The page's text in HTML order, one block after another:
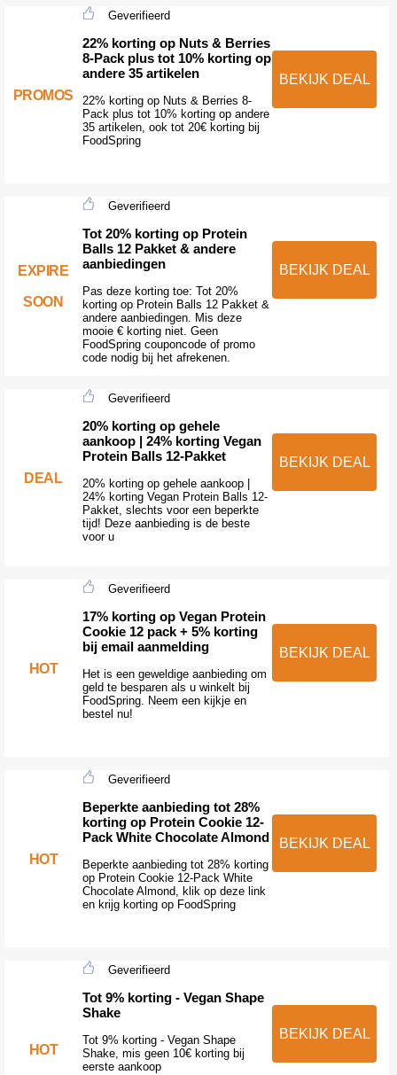
PROMOS
Geverifieerd
22% korting op Nuts & Berries
8-Pack plus tot 10% korting op
andere 35 artikelen
22% korting op Nuts & Berries 8-
Pack plus tot 10% korting op andere
35 artikelen, ook tot 20€ korting bij
FoodSpring
BEKIJK DEAL
EXPIRE
SOON
Geverifieerd
Tot 20% korting op Protein
Balls 12 Pakket & andere
aanbiedingen
Pas deze korting toe: Tot 20%
korting op Protein Balls 12 Pakket &
andere aanbiedingen. Mis deze
mooie € korting niet. Geen
FoodSpring couponcode of promo
code nodig bij het afrekenen.
BEKIJK DEAL
DEAL
Geverifieerd
20% korting op gehele
aankoop | 24% korting Vegan
Protein Balls 12-Pakket
20% korting op gehele aankoop |
24% korting Vegan Protein Balls 12-
Pakket, slechts voor een beperkte
tijd! Deze aanbieding is de beste
voor u
BEKIJK DEAL
HOT
Geverifieerd
17% korting op Vegan Protein
Cookie 12 pack + 5% korting
bij email aanmelding
Het is een geweldige aanbieding om
geld te besparen als u winkelt bij
FoodSpring. Neem een kijkje en
bestel nu!
BEKIJK DEAL
HOT
Geverifieerd
Beperkte aanbieding tot 28%
korting op Protein Cookie 12-
Pack White Chocolate Almond
Beperkte aanbieding tot 28% korting
op Protein Cookie 12-Pack White
Chocolate Almond, klik op deze link
en krijg korting op FoodSpring
BEKIJK DEAL
HOT
Geverifieerd
Tot 9% korting - Vegan Shape
Shake
Tot 9% korting - Vegan Shape
Shake, mis geen 10€ korting bij
eerste aankoop
BEKIJK DEAL